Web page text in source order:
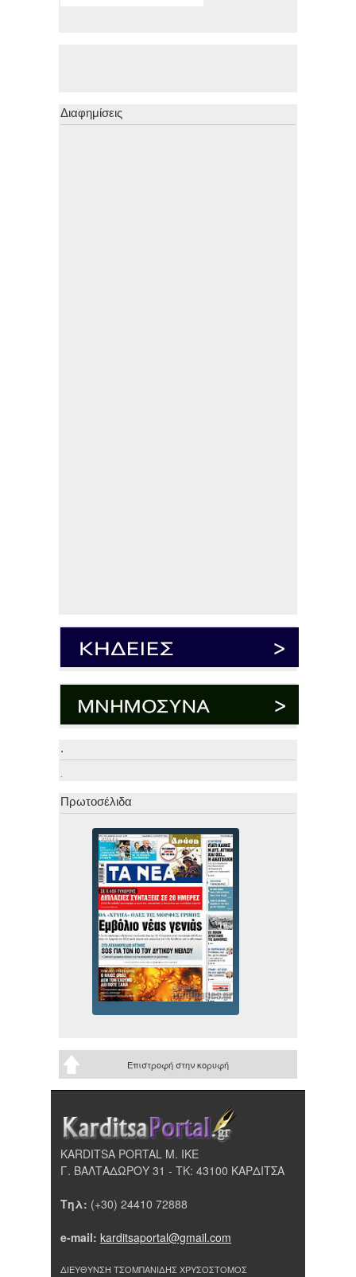
Διαφημίσεις
.
.
Πρωτοσέλιδα
Επιστροφή στην κορυφή
KARDITSA PORTAL Μ. ΙΚΕ
Γ. ΒΑΛΤΑΔΩΡΟΥ 31 - ΤΚ: 43100 ΚΑΡΔΙΤΣΑ
Τηλ: (+30) 24410 72888
e-mail: karditsaportal@gmail.com
ΔΙΕΥΘΥΝΣΗ ΤΣΟΜΠΑΝΙΔΗΣ ΧΡΥΣΟΣΤΟΜΟΣ